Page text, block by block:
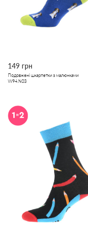
149 грн
Подовжені шкарпетки з малюнками
W94.N03